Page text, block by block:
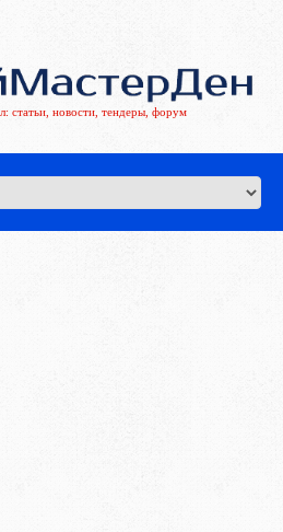
статьи, новости, тендеры, форум